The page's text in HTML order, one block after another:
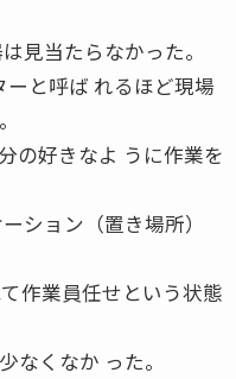
見当たらなかった。
と呼ば れるほど現場
の好きなよ うに作業を
ション（置き場所）
作業員任せという状態
なくなか った。